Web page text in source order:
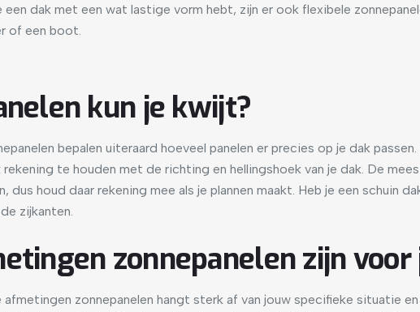
een dak met een wat lastige vorm hebt, zijn er ook flexibele
of een boot.
kun je kwijt?
bepalen uiteraard hoeveel panelen er precies op je dak
te houden met de richting en hellingshoek van je dak. De
dus houd daar rekening mee als je plannen maakt. Heb je een
zijkanten.
zonnepanelen zijn
zonnepanelen hangt sterk af van jouw specifieke situatie